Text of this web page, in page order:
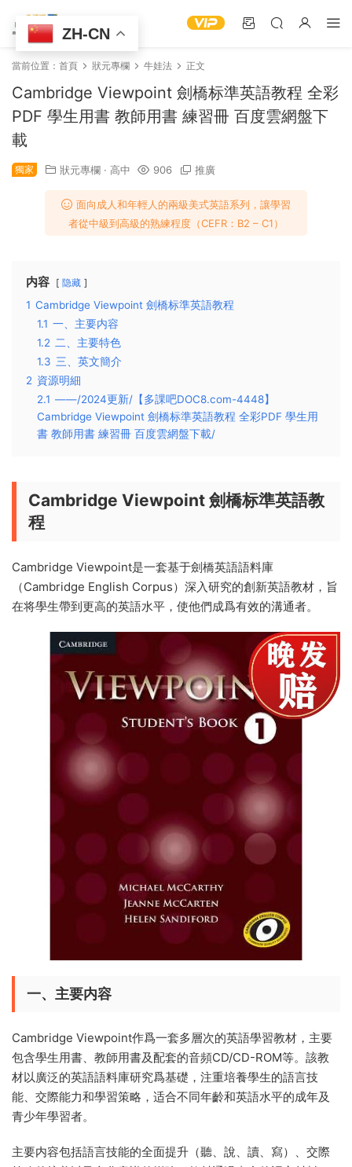
當前位置： 首頁 狀元專欄 牛娃法 正文
Cambridge Viewpoint 劍橋标準英語教程 全彩
PDF 學生用書 教師用書 練習冊 百度雲網盤下
載
獨家 狀元專欄 · 高中 906 推廣
面向成人和年輕人的兩級美式英語系列，讓學習
者從中級到高級的熟練程度（CEFR：B2 – C1）
内容 隐藏
1 Cambridge Viewpoint 劍橋标準英語教程
1.1 一、主要内容
1.2 二、主要特色
1.3 三、英文簡介
2 資源明細
2.1 ——/2024更新/【多課吧DOC8.com-4448】
Cambridge Viewpoint 劍橋标準英語教程 全彩PDF 學生用
書 教師用書 練習冊 百度雲網盤下載/
Cambridge Viewpoint 劍橋标準英語教
程
Cambridge Viewpoint是一套基于劍橋英語語料庫
（Cambridge English Corpus）深入研究的創新英語教材，旨
在将學生帶到更高的英語水平，使他們成爲有效的溝通者。
一、主要内容
Cambridge Viewpoint作爲一套多層次的英語學習教材，主要
包含學生用書、教師用書及配套的音頻CD/CD-ROM等。該教
材以廣泛的英語語料庫研究爲基礎，注重培養學生的語言技
能、交際能力和學習策略，适合不同年齡和英語水平的成年及
青少年學習者。
主要内容包括語言技能的全面提升（聽、說、讀、寫）、交際
ZH-CN